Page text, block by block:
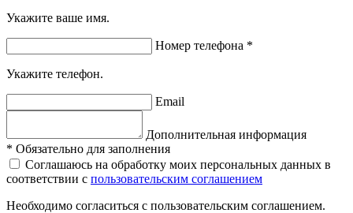
Укажите ваше имя.
Номер телефона *
Укажите телефон.
Email
Дополнительная информация
* Обязательно для заполнения
Соглашаюсь на обработку моих персональных данных в
соответствии с пользовательским соглашением
Необходимо согласиться с пользовательским соглашением.